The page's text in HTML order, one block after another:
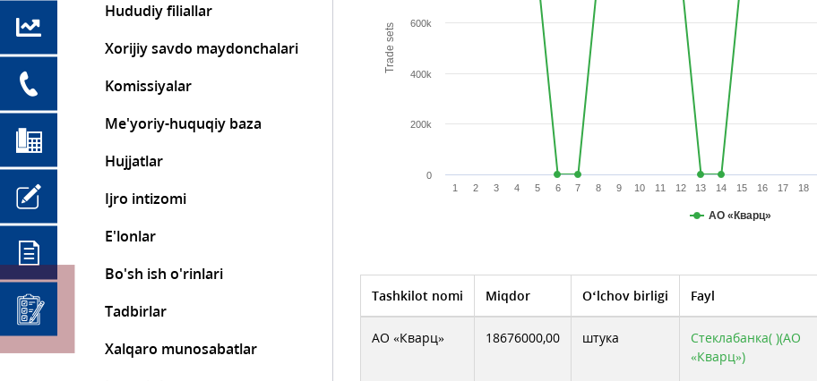
Hududiy filiallar
Xorijiy savdo maydonchalari
Komissiyalar
Me'yoriy-huquqiy baza
Hujjatlar
Ijro intizomi
E'lonlar
Bo'sh ish o'rinlari
Tadbirlar
Xalqaro munosabatlar
Trade sets
АО «Кварц»
1 2 3 4 5 6 7 8 9 10 11 12 13 14 15 16 17 18
0
200k
400k
600k
Tashkilot nomi Miqdor O‘lchov birligi Fayl
АО «Кварц» 18676000,00 штука
Стеклабанка( )(АО
«Кварц»)